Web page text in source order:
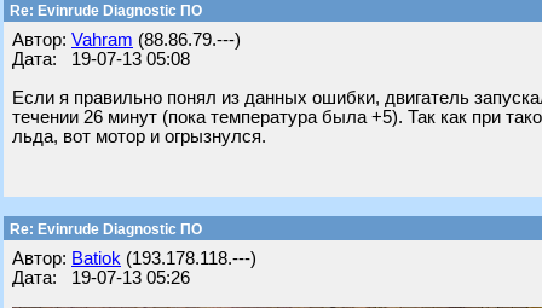
Re: Evinrude Diagnostic ПО
Автор: Vahram (88.86.79.---)
Дата: 19-07-13 05:08
Если я правильно понял из данных ошибки, двигатель
течении 26 минут (пока температура была +5). Так как при
льда, вот мотор и огрызнулся.
Re: Evinrude Diagnostic ПО
Автор: Batiok (193.178.118.---)
Дата: 19-07-13 05:26